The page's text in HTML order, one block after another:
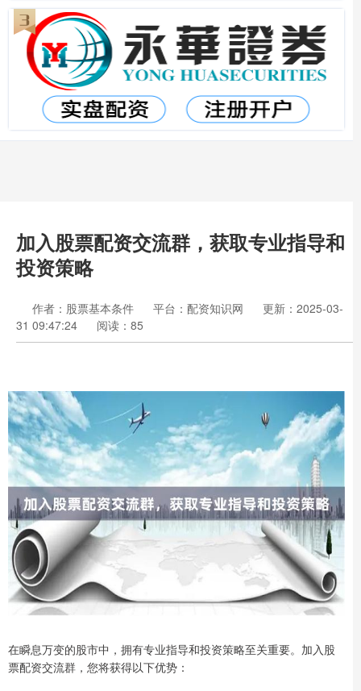
加入股票配资交流群，获取专业指导和
投资策略
作者：股票基本条件 平台：配资知识网
更新：2025-03-
31 09:47:24
阅读：85
在瞬息万变的股市中，拥有专业指导和投资策略至关重要。加入股
票配资交流群，您将获得以下优势：